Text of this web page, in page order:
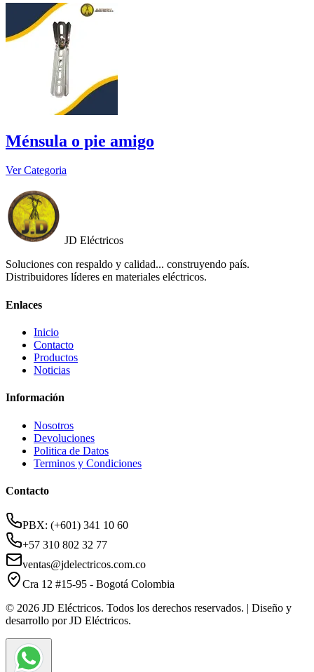
Ménsula o pie amigo
Ver Categoria
JD Eléctricos
Soluciones con respaldo y calidad... construyendo país.
Distribuidores líderes en materiales eléctricos.
Enlaces
Inicio
Contacto
Productos
Noticias
Información
Nosotros
Devoluciones
Politica de Datos
Terminos y Condiciones
Contacto
PBX: (+601) 341 10 60
+57 310 802 32 77
ventas@jdelectricos.com.co
Cra 12 #15-95 - Bogotá Colombia
© 2026 JD Eléctricos. Todos los derechos reservados. | Diseño y
desarrollo por JD Eléctricos.